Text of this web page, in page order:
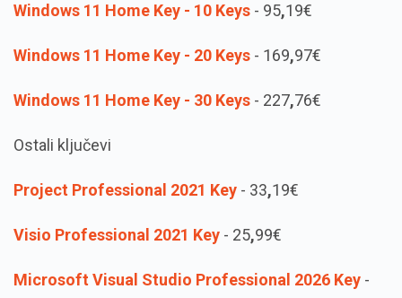
Windows 11 Home Key - 10 Keys - 95,19€
Windows 11 Home Key - 20 Keys - 169,97€
Windows 11 Home Key - 30 Keys - 227,76€
Ostali ključevi
Project Professional 2021 Key - 33,19€
Visio Professional 2021 Key - 25,99€
Microsoft Visual Studio Professional 2026 Key -